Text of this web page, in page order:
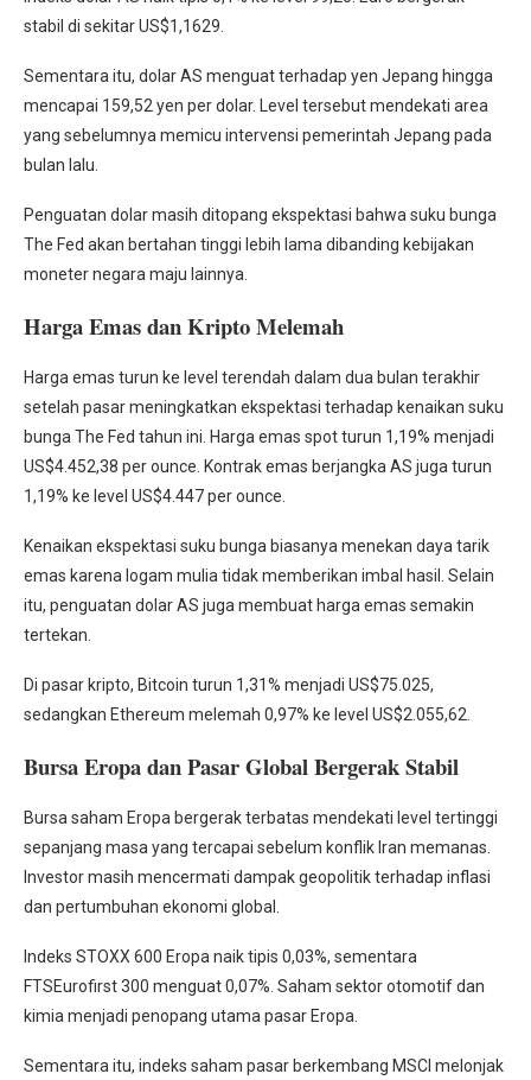
stabil di sekitar US$1,1629.
Sementara itu, dolar AS menguat terhadap yen Jepang hingga
mencapai 159,52 yen per dolar. Level tersebut mendekati area
yang sebelumnya memicu intervensi pemerintah Jepang pada
bulan lalu.
Penguatan dolar masih ditopang ekspektasi bahwa suku bunga
The Fed akan bertahan tinggi lebih lama dibanding kebijakan
moneter negara maju lainnya.
Harga Emas dan Kripto Melemah
Harga emas turun ke level terendah dalam dua bulan terakhir
setelah pasar meningkatkan ekspektasi terhadap kenaikan suku
bunga The Fed tahun ini. Harga emas spot turun 1,19% menjadi
US$4.452,38 per ounce. Kontrak emas berjangka AS juga turun
1,19% ke level US$4.447 per ounce.
Kenaikan ekspektasi suku bunga biasanya menekan daya tarik
emas karena logam mulia tidak memberikan imbal hasil. Selain
itu, penguatan dolar AS juga membuat harga emas semakin
tertekan.
Di pasar kripto, Bitcoin turun 1,31% menjadi US$75.025,
sedangkan Ethereum melemah 0,97% ke level US$2.055,62.
Bursa Eropa dan Pasar Global Bergerak Stabil
Bursa saham Eropa bergerak terbatas mendekati level tertinggi
sepanjang masa yang tercapai sebelum konflik Iran memanas.
Investor masih mencermati dampak geopolitik terhadap inflasi
dan pertumbuhan ekonomi global.
Indeks STOXX 600 Eropa naik tipis 0,03%, sementara
FTSEurofirst 300 menguat 0,07%. Saham sektor otomotif dan
kimia menjadi penopang utama pasar Eropa.
Sementara itu, indeks saham pasar berkembang MSCI melonjak